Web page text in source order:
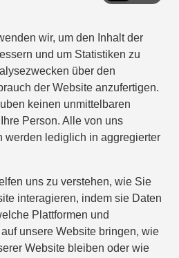
wir, um den Inhalt der
und um Statistiken zu
über den
der Website anzufertigen.
keinen unmittelbaren
Person. Alle von uns
werden lediglich in aggregierter
uns zu verstehen, wie Sie
interagieren, indem sie Daten
Plattformen und
unsere Website bringen, wie
Website bleiben oder wie
Formular, um uns Ihren
oder eine Probefahrt
uns dann so bald wie möglich
wenn Sie wünschen auch